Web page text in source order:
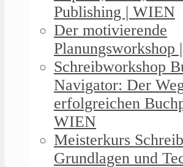
Publishing | WIEN
Der motivierende
Schreibworkshop
Navigator: Der
erfolgreichen
WIEN
Meisterkurs
Grundlagen und